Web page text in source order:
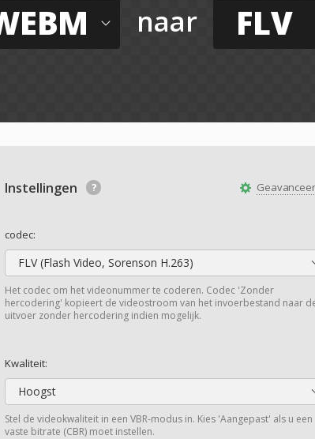
naar FLV
Instellingen
codec:
FLV (Flash Video, Sorenson H.263)
Het codec om het videonummer te coderen. Codec 'Zonder
hercodering' kopieert de videostroom van het invoerbestand naar
uitvoer zonder hercodering indien mogelijk.
Kwaliteit:
Hoogst
Stel de videokwaliteit in een VBR-modus in. Kies 'Aangepast' als u een
vaste bitrate (CBR) moet instellen.